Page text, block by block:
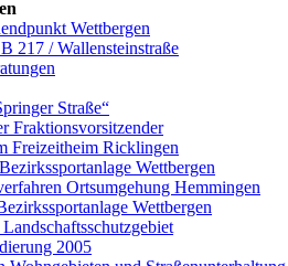
Wettbergen
217 / Wallensteinstraße
Straße“
Fraktionsvorsitzender
Freizeitheim Ricklingen
Wettbergen
Ortsumgehung Hemmingen
Wettbergen
2005